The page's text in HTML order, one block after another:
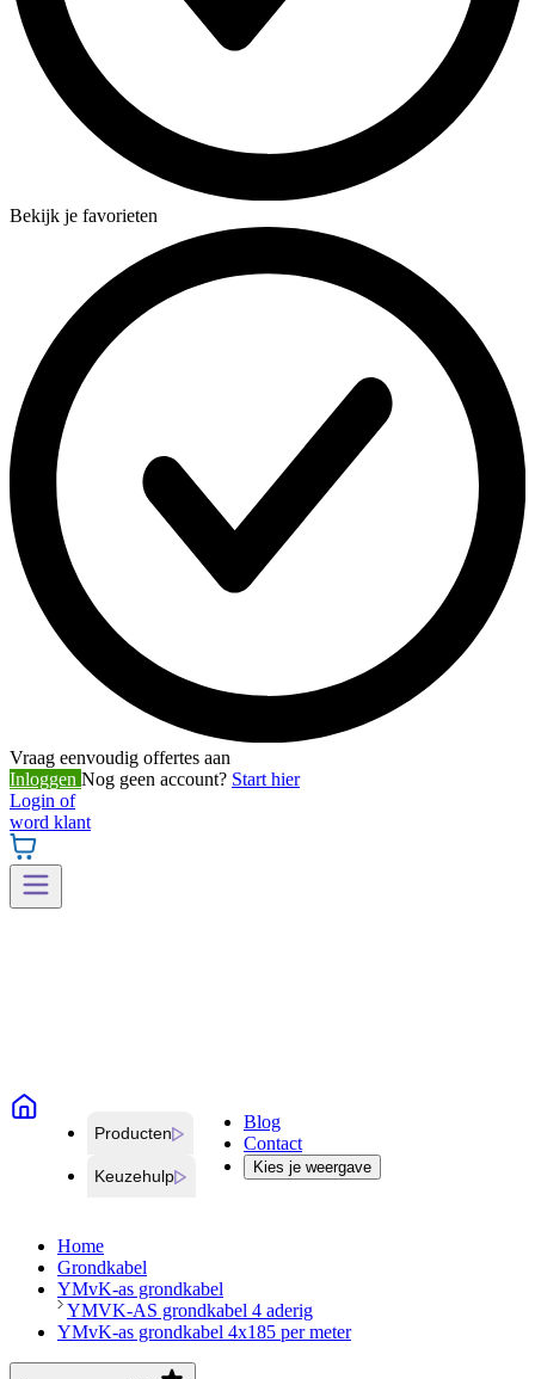
Bekijk je favorieten
Vraag eenvoudig offertes aan
Inloggen Nog geen account? Start hier
Login of
word klant
Producten
Keuzehulp
Blog
Contact
Kies je weergave
Home
Grondkabel
YMvK-as grondkabel
YMVK-AS grondkabel 4 aderig
YMvK-as grondkabel 4x185 per meter